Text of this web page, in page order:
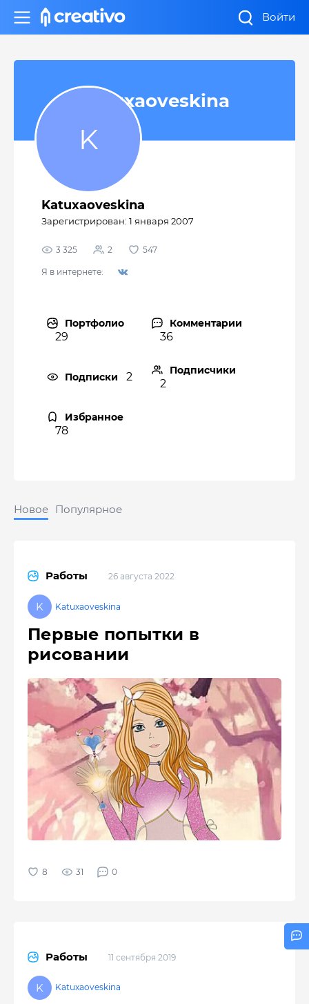
Войти
Katuxaoveskina
Katuxaoveskina
Зарегистрирован: 1 января 2007
3 325 2 547
Я в интернете:
Портфолио
29
Комментарии
36
Подписки 2 Подписчики
2
Избранное
78
Новое Популярное
Работы 26 августа 2022
Katuxaoveskina
Первые попытки в
рисовании
31 0
Работы 11 сентября 2019
Katuxaoveskina